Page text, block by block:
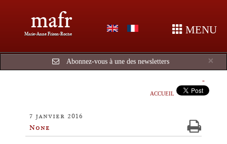
mafr
Marie-Anne Frison-Roche MENU
×
Abonnez-vous à une des newsletters
ACCUEIL
7 janvier 2016
None